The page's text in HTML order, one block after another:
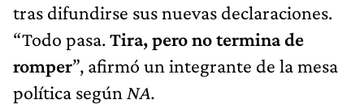
tras difundirse sus nuevas declaraciones.
“Todo pasa.Tira, pero no termina de
romper”, afirmó un integrante de la mesa
política según NA.